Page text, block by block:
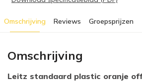
Omschrijving Reviews Groepsprijzen
Omschrijving
Leitz standaard plastic oranje